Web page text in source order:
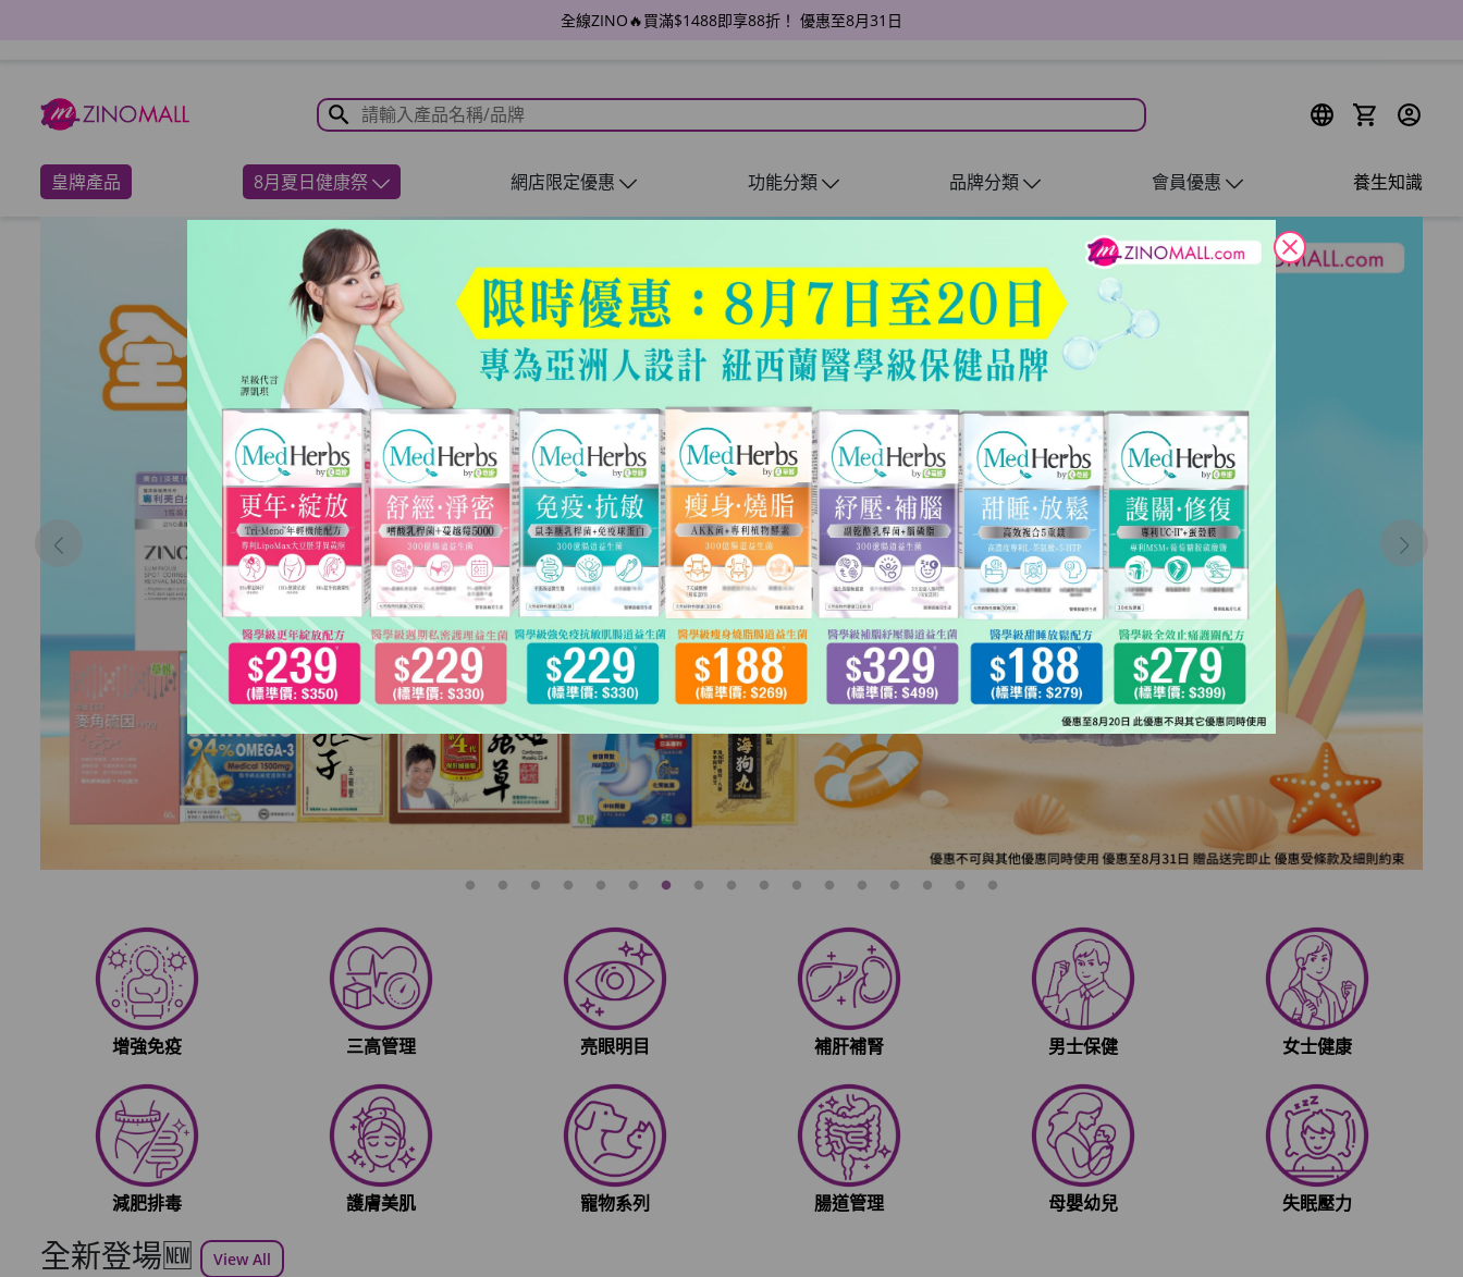
全線ZINO🔥買滿$1488即享88折！ 優惠至8月31日
皇牌產品 8月夏日健康祭 網店限定優惠 功能分類 品牌分類 會員優惠 養生知識
增強免疫 三高管理 亮眼明目 補肝補腎 男士保健 女士健康
減肥排毒 護膚美肌 寵物系列 腸道管理 母嬰幼兒 失眠壓力
全新登場🆕 View All
close